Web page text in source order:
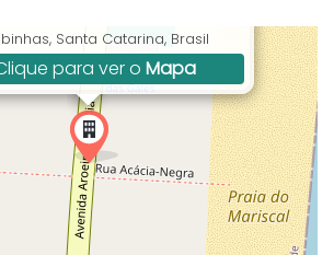
Santa Catarina, Brasil
para ver o Mapa